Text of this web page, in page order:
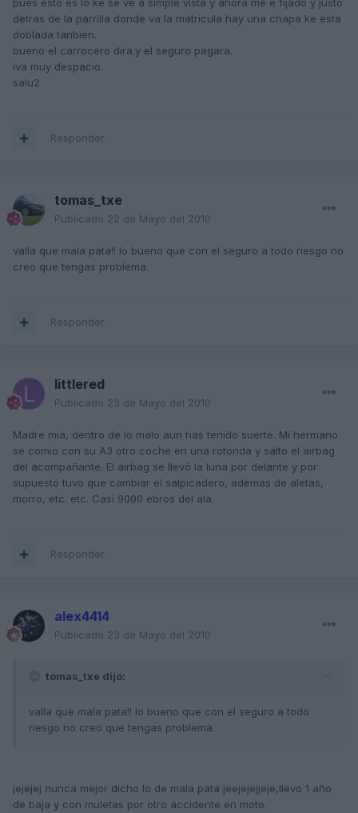
pues esto es lo ke se ve a simple vista y ahora me e fijado y justo
detras de la parrilla donde va la matricula hay una chapa ke esta
doblada tanbien.
bueno el carrocero dira.y el seguro pagara.
iva muy despacio.
salu2
Responder
tomas_txe
Publicado 22 de Mayo del 2010
valla que mala pata!! lo bueno que con el seguro a todo riesgo no
creo que tengas problema.
Responder
littlered
Publicado 23 de Mayo del 2010
Madre mia, dentro de lo malo aun has tenido suerte. Mi hermano
se comio con su A3 otro coche en una rotonda y salto el airbag
del acompañante. El airbag se llevó la luna por delante y por
supuesto tuvo que cambiar el salpicadero, ademas de aletas,
morro, etc. etc. Casi 9000 ebros del ala.
Responder
alex4414
Publicado 23 de Mayo del 2010
tomas_txe dijo:
valla que mala pata!! lo bueno que con el seguro a todo
riesgo no creo que tengas problema.
jejejej nunca mejor dicho lo de mala pata jeejejejjeje,llevo 1 año
de baja y con muletas por otro accidente en moto.